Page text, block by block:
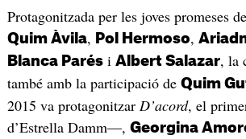
Protagonitzada per les joves promeses
Quim Àvila, Pol Hermoso,
Blanca Parési Albert Salazar, la
també amb la participació de Quim
2015 va protagonitzar D’acord, el
d’Estrella Damm—, Georgina